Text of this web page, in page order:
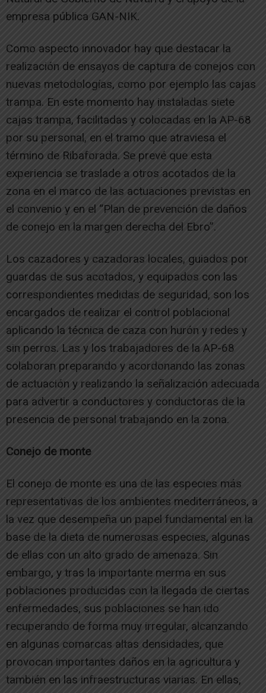
empresa pública GAN-NIK.
Como aspecto innovador hay que destacar la
realización de ensayos de captura de conejos con
nuevas metodologías, como por ejemplo las cajas
trampa. En este momento hay instaladas siete
cajas trampa, facilitadas y colocadas en la AP-68
por su personal, en el tramo que atraviesa el
término de Ribaforada. Se prevé que esta
experiencia se traslade a otros acotados de la
zona en el marco de las actuaciones previstas en
el convenio y en el “Plan de prevención de daños
de conejo en la margen derecha del Ebro”.
Los cazadores y cazadoras locales, guiados por
guardas de sus acotados, y equipados con las
correspondientes medidas de seguridad, son los
encargados de realizar el control poblacional
aplicando la técnica de caza con hurón y redes y
sin perros. Las y los trabajadores de la AP-68
colaboran preparando y acordonando las zonas
de actuación y realizando la señalización adecuada
para advertir a conductores y conductoras de la
presencia de personal trabajando en la zona.
Conejo de monte
El conejo de monte es una de las especies más
representativas de los ambientes mediterráneos, a
la vez que desempeña un papel fundamental en la
base de la dieta de numerosas especies, algunas
de ellas con un alto grado de amenaza. Sin
embargo, y tras la importante merma en sus
poblaciones producidas con la llegada de ciertas
enfermedades, sus poblaciones se han ido
recuperando de forma muy irregular, alcanzando
en algunas comarcas altas densidades, que
provocan importantes daños en la agricultura y
también en las infraestructuras viarias. En ellas,